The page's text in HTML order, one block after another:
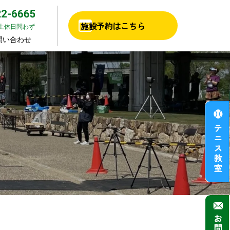
休日問わず
い合わせ
施設予約はこちら